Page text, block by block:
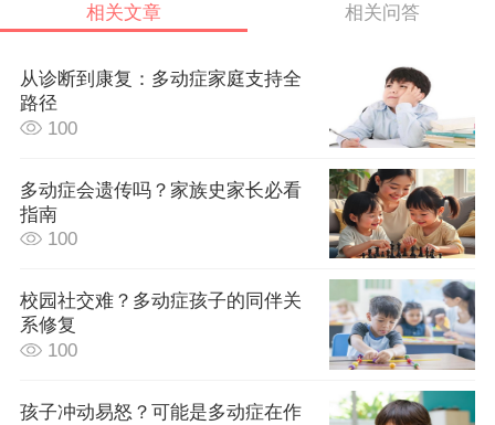
相关文章 相关问答
从诊断到康复：多动症家庭支持全
路径
100
多动症会遗传吗？家族史家长必看
指南
100
校园社交难？多动症孩子的同伴关
系修复
100
孩子冲动易怒？可能是多动症在作